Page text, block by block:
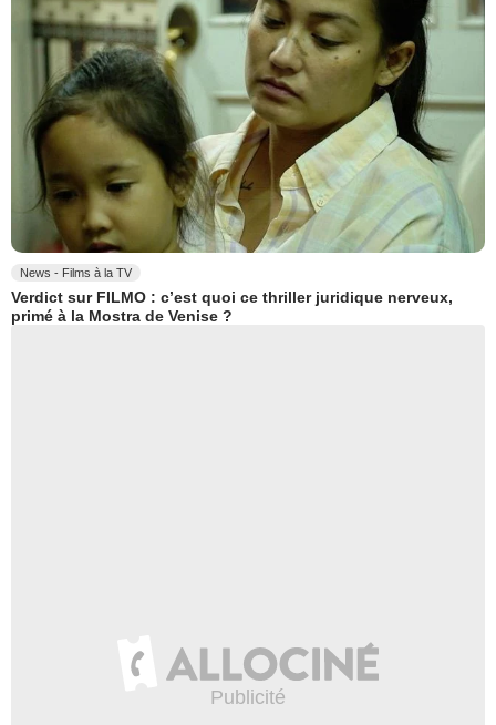
News - Films à la TV
Verdict sur FILMO : c’est quoi ce thriller juridique nerveux,
primé à la Mostra de Venise ?